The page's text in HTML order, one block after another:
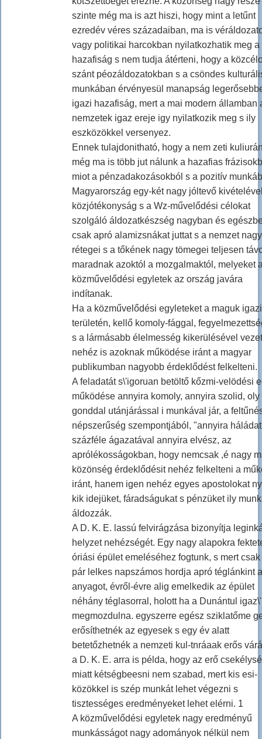
szinte még ma is azt hiszi, hogy mint a letűnt
ezredév véres századaiban, ma is
vagy politikai harcokban nyilatkozhatik meg a
hazafiság s nem tudja átérteni, hogy a
szánt péozáldozatokban s a csöndes
munkában érvényesül manapság
igazi hazafiság, mert a mai modern államban
nemzetek igaz ereje igy nyilatkozik meg s ily
eszközökkel versenyez.
Ennek tulajdonitható, hogy a nem zeti
még ma is több jut nálunk a hazafias
miot a pénzadakozásokból s a pozitív
Magyarország egy-két nagy jóltevő
közjótékonyság s a Wz-művelődési célokat
szolgáló áldozatkészség nagyban és
csak apró alamizsnákat juttat s a nemzet nagy
rétegei s a tőkének nagy tömegei teljesen
maradnak azoktól a mozgalmaktól, melyeket
közművelődési egyletek az ország javára
indítanak.
Ha a közművelődési egyleteket a maguk igazi
területén, kellő komoly-fággal,
s a lármásabb élelmesség kikerülésével
nehéz is azoknak működése iránt a magyar
publikumban nagyobb érdeklődést felkelteni.
A feladatát s\'igoruan betöltő kőzmi-velödési
működése annyira komoly, annyira szolid, oly
gonddal utánjárással i munkával jár, a
népszerűség szempontjából, "annyira
százféle ágazatával annyira elvész, az
aprólékosságokban, hogy nemcsak ,é nagy
közönség érdeklődésit nehéz felkelteni a
iránt, hanem igen nehéz egyes apostolokat
kik idejüket, fáradságukat s pénzüket ily
áldozzák.
A D. K. E. lassú felvirágzása bizonyítja
helyzet nehézségét. Egy nagy alapokra
óriási épület emeléséhez fogtunk, s mert
pár lelkes napszámos hordja apró téglánkint
anyagot, évről-évre alig emelkedik az épület
néhány téglasorral, holott ha a Dunántul
megmozdulna. egyszerre egész sziklatőme
erősíthetnék az egyesek s egy év alatt
betetőzhetnék a nemzeti kul-tnráaak erős
a D. K. E. arra is példa, hogy az erő
miatt kétségbeesni nem szabad, mert kis esi-
közökkel is szép munkát lehet végezni s
tisztességes eredményeket lehet elérni. 1
A közművelődési egyletek nagy eredményű
munkásságot nagy adományok nélkül nem